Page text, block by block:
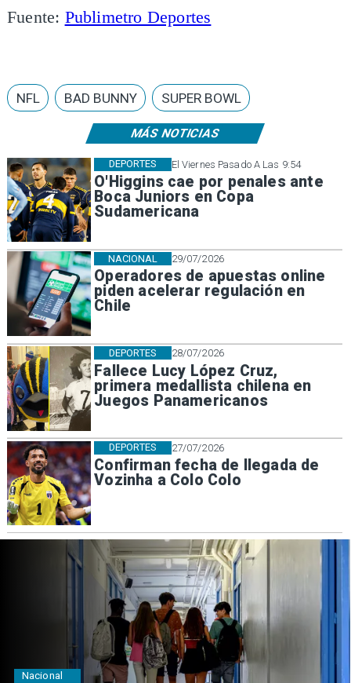
MÁS NOTICIAS
El Viernes Pasado A Las 9:54
O'Higgins cae por penales ante
Boca Juniors en Copa
Sudamericana
DEPORTES
29/07/2026
Operadores de apuestas online
piden acelerar regulación en
Chile
NACIONAL
28/07/2026
Fallece Lucy López Cruz,
primera medallista chilena en
Juegos Panamericanos
DEPORTES
27/07/2026
Confirman fecha de llegada de
Vozinha a Colo Colo
DEPORTES
Fuente: Publimetro Deportes
NFL BAD BUNNY SUPER BOWL
Regiones